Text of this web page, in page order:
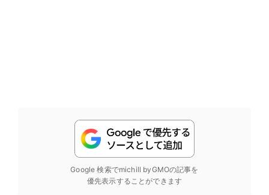
Google 検索でmichill byGMOの記事を
優先表示することができます